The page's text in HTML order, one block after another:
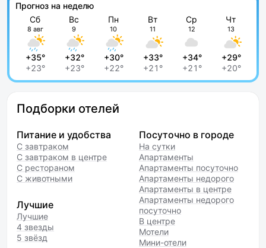
Прогноз на неделю
Сб
8 авг
+35°
+23°
Вс
9
+32°
+23°
Пн
10
+30°
+22°
Вт
11
+33°
+21°
Ср
12
+34°
+21°
Чт
13
+29°
+20°
Подборки отелей
Питание и удобства
С завтраком
С завтраком в центре
С рестораном
С животными
Лучшие
Лучшие
4 звезды
5 звёзд
Посуточно в городе
На сутки
Апартаменты
Апартаменты посуточно
Апартаменты недорого
Апартаменты в центре
Апартаменты недорого
посуточно
В центре
Мотели
Мини-отели